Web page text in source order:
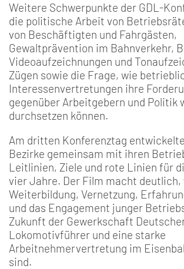
Weitere Schwerpunkte der GDL-
die politische Arbeit von
von Beschäftigten und Fahrgästen,
Gewaltprävention im Bahnverkehr,
Videoaufzeichnungen und
Zügen sowie die Frage, wie
Interessenvertretungen ihre
gegenüber Arbeitgebern und Politik
durchsetzen können.
Am dritten Konferenztag
Bezirke gemeinsam mit ihren
Leitlinien, Ziele und rote Linien für
vier Jahre. Der Film macht
Weiterbildung, Vernetzung,
und das Engagement junger
Zukunft der Gewerkschaft
Lokomotivführer und eine starke
Arbeitnehmervertretung im
sind.